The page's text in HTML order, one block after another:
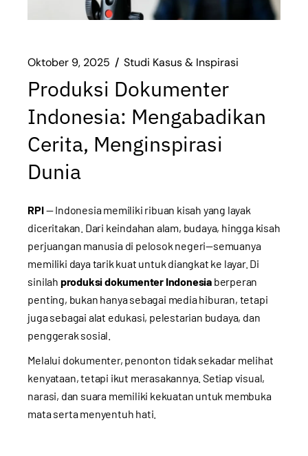
Oktober 9, 2025 Studi Kasus & Inspirasi
Produksi Dokumenter
Indonesia: Mengabadikan
Cerita, Menginspirasi
Dunia
RPI— Indonesia memiliki ribuan kisah yang layak
diceritakan. Dari keindahan alam, budaya, hingga kisah
perjuangan manusia di pelosok negeri—semuanya
memiliki daya tarik kuat untuk diangkat ke layar. Di
sinilah produksi dokumenter Indonesiaberperan
penting, bukan hanya sebagai media hiburan, tetapi
juga sebagai alat edukasi, pelestarian budaya, dan
penggerak sosial.
Melalui dokumenter, penonton tidak sekadar melihat
kenyataan, tetapi ikut merasakannya. Setiap visual,
narasi, dan suara memiliki kekuatan untuk membuka
mata serta menyentuh hati.